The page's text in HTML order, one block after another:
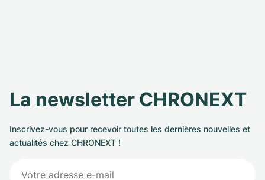
La newsletter CHRONEXT
Inscrivez-vous pour recevoir toutes les dernières nouvelles et
actualités chez CHRONEXT !